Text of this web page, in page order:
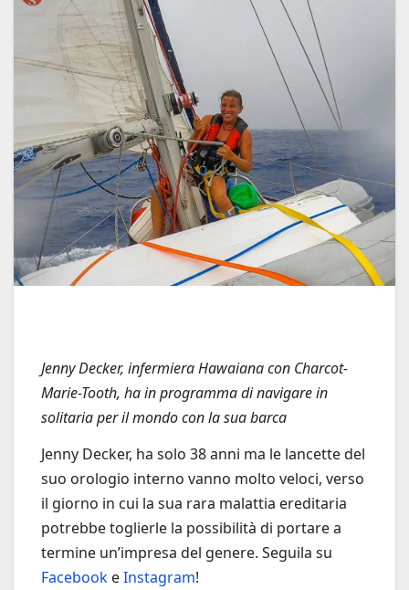
Jenny Decker, infermiera Hawaiana con Charcot-
Marie-Tooth, ha in programma di navigare in
solitaria per il mondo con la sua barca
Jenny Decker, ha solo 38 anni ma le lancette del
suo orologio interno vanno molto veloci, verso
il giorno in cui la sua rara malattia ereditaria
potrebbe toglierle la possibilità di portare a
termine un’impresa del genere. Seguila su
Facebook eInstagram!